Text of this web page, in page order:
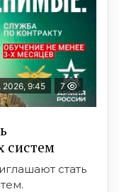
9:45 7
систeм
стать